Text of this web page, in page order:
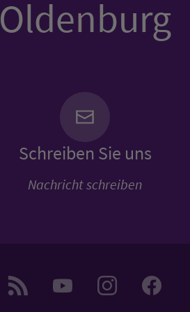
Oldenburg
Schreiben Sie uns
Nachricht schreiben